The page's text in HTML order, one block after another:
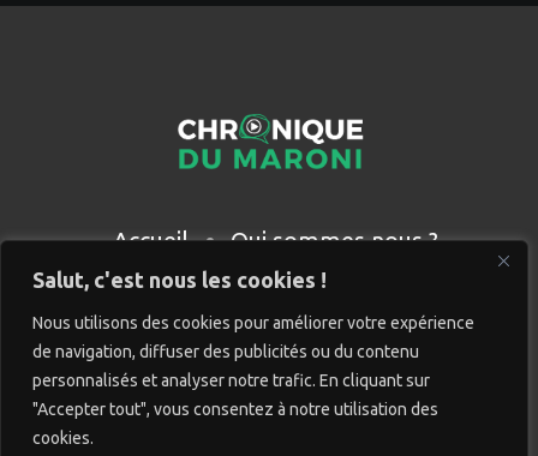
Salut, c'est nous les cookies !
Nous utilisons des cookies pour améliorer votre expérience
de navigation, diffuser des publicités ou du contenu
personnalisés et analyser notre trafic. En cliquant sur
"Accepter tout", vous consentez à notre utilisation des
cookies.
Accueil
Qui sommes nous ?
Partenaires
Contact